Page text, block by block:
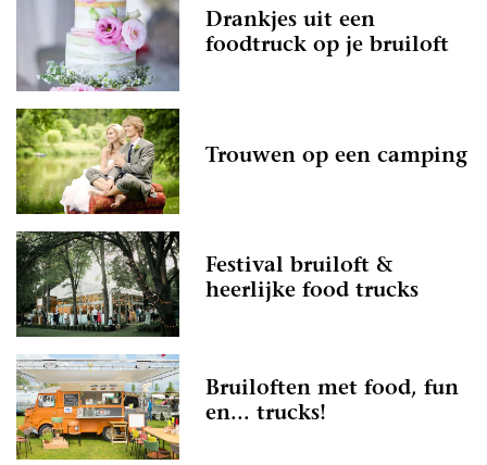
Drankjes uit een
foodtruck op je bruiloft
Trouwen op een camping
Festival bruiloft &
heerlijke food trucks
Bruiloften met food, fun
en... trucks!